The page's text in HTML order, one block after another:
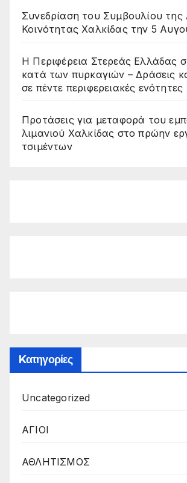
Συνεδρίαση του Συμβουλίου της
Κοινότητας Χαλκίδας την 5
Η Περιφέρεια Στερεάς Ελλάδας
κατά των πυρκαγιών – Δράσεις
σε πέντε περιφερειακές ενότητες
Προτάσεις για μεταφορά του
λιμανιού Χαλκίδας στο πρώην
τσιμέντων
Kατηγορίες
Uncategorized
ΑΓΙΟΙ
ΑΘΛΗΤΙΣΜΟΣ